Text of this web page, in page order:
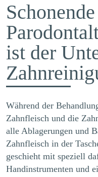
Schonende
ist der
Während der
Zahnfleisch und die
alle Ablagerungen und
Zahnfleisch in der
geschieht mit speziell
Handinstrumenten und